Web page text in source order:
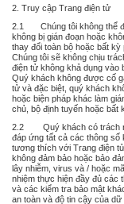
2. Truy cập Trang điện tử
2.1 Chúng tôi không thể
không bị gián đoạn hoặc
thay đổi toàn bộ hoặc bất kỳ
Chúng tôi sẽ không chịu
điện tử không khả dụng vào
Quý khách không được cố
tử và đặc biệt, quý khách
hoặc biện pháp khác làm
chủ, bộ định tuyến hoặc bất
2.2 Quý khách có trách
đáp ứng tất cả các thông số
tương thích với Trang điện
không đảm bảo hoặc bảo
lây nhiễm, virus và / hoặc
nhiệm thực hiện đầy đủ các
và các kiểm tra bảo mật
an toàn và độ tin cậy của dữ